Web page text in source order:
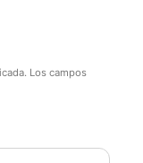
Los campos